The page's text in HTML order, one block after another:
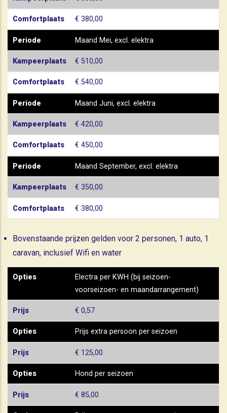
Comfortplaats € 380,00
Periode Maand Mei, excl. elektra
Kampeerplaats € 510,00
Comfortplaats € 540,00
Periode Maand Juni, excl. elektra
Kampeerplaats € 420,00
Comfortplaats € 450,00
Periode Maand September, excl. elektra
Kampeerplaats € 350,00
Comfortplaats € 380,00
Bovenstaande prijzen gelden voor 2 personen, 1 auto, 1
caravan, inclusief Wifi en water
Opties
Prijs
Opties
Electra per KWH (bij seizoen-
voorseizoen- en maandarrangement)
Prijs € 0,57
Opties Prijs extra persoon per seizoen
Prijs € 125,00
Opties Hond per seizoen
Prijs € 85,00